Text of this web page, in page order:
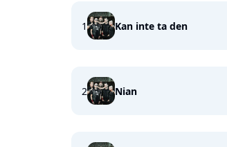
1 Kan inte ta den
2 Nian